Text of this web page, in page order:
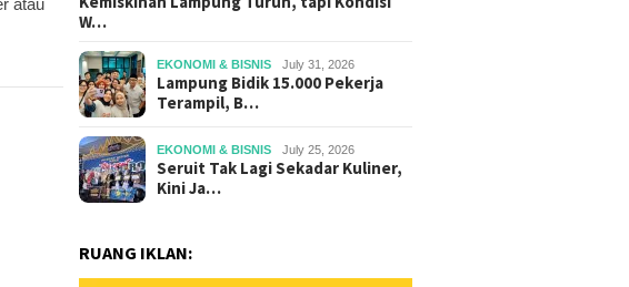
atau
W…
EKONOMI & BISNIS July 31, 2026
Lampung Bidik 15.000 Pekerja
Terampil, B…
EKONOMI & BISNIS July 25, 2026
Seruit Tak Lagi Sekadar Kuliner,
Kini Ja…
RUANG IKLAN: